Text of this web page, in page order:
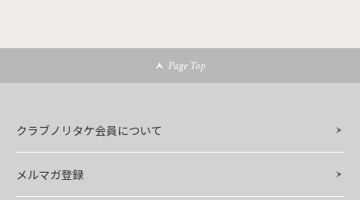
Page Top
クラブノリタケ会員について
メルマガ登録